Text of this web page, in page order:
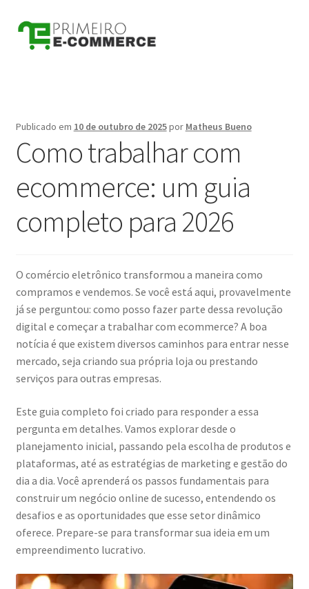
Pular
para
Pular
para
Publicado em 10 de outubro de 2025por Matheus Bueno
Como trabalhar com
ecommerce: um guia
completo para 2026
O comércio eletrônico transformou a maneira como
compramos e vendemos. Se você está aqui, provavelmente
já se perguntou: como posso fazer parte dessa revolução
digital e começar a trabalhar com ecommerce? A boa
notícia é que existem diversos caminhos para entrar nesse
mercado, seja criando sua própria loja ou prestando
serviços para outras empresas.
Este guia completo foi criado para responder a essa
pergunta em detalhes. Vamos explorar desde o
planejamento inicial, passando pela escolha de produtos e
plataformas, até as estratégias de marketing e gestão do
dia a dia. Você aprenderá os passos fundamentais para
construir um negócio online de sucesso, entendendo os
desafios e as oportunidades que esse setor dinâmico
oferece. Prepare-se para transformar sua ideia em um
empreendimento lucrativo.